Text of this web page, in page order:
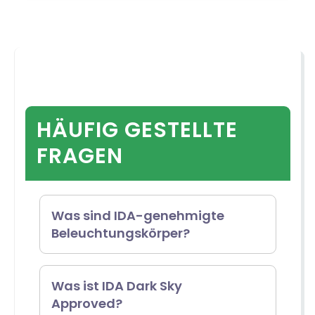
HÄUFIG GESTELLTE
FRAGEN
Was sind IDA-genehmigte
Beleuchtungskörper?
Das IDA-Gütesiegel für
Beleuchtungskörper ist ein
Was ist IDA Dark Sky
Approved?